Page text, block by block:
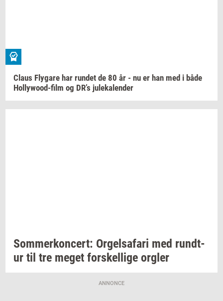
Claus Fly­ga­re har run­det de 80 år - nu er han med i både
Hollywood-​film og DR’s ju­le­ka­len­der
Som­mer­kon­cert: Or­gel­s­a­fa­ri med rund­t­
ur til tre meget for­skel­li­ge org­ler
ANNONCE